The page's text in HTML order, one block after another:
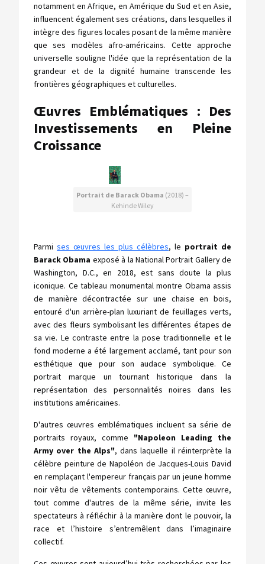
notamment en Afrique, en Amérique du Sud et en Asie,
influencent également ses créations, dans lesquelles il
intègre des figures locales posant de la même manière
que ses modèles afro-américains. Cette approche
universelle souligne l'idée que la représentation de la
grandeur et de la dignité humaine transcende les
frontières géographiques et culturelles.
Œuvres Emblématiques : Des
Investissements en Pleine
Croissance
Portrait de Barack Obama (2018) –
Kehinde Wiley
Parmi ses œuvres les plus célèbres, le portrait de
Barack Obama exposé à la National Portrait Gallery de
Washington, D.C., en 2018, est sans doute la plus
iconique. Ce tableau monumental montre Obama assis
de manière décontractée sur une chaise en bois,
entouré d'un arrière-plan luxuriant de feuillages verts,
avec des fleurs symbolisant les différentes étapes de
sa vie. Le contraste entre la pose traditionnelle et le
fond moderne a été largement acclamé, tant pour son
esthétique que pour son audace symbolique. Ce
portrait marque un tournant historique dans la
représentation des personnalités noires dans les
institutions américaines.
D'autres œuvres emblématiques incluent sa série de
portraits royaux, comme "Napoleon Leading the
Army over the Alps", dans laquelle il réinterprète la
célèbre peinture de Napoléon de Jacques-Louis David
en remplaçant l'empereur français par un jeune homme
noir vêtu de vêtements contemporains. Cette œuvre,
tout comme d'autres de la même série, invite les
spectateurs à réfléchir à la manière dont le pouvoir, la
race et l’histoire s’entremêlent dans l’imaginaire
collectif.